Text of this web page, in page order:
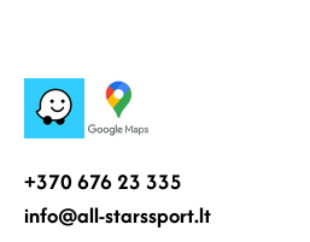
+370 676 23 335
info@all-starssport.lt